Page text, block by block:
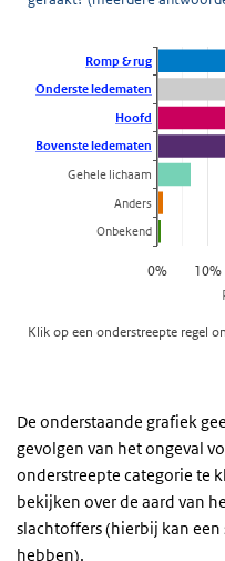
De onderstaande grafiek
gevolgen van het ongeval
onderstreepte categorie te
bekijken over de aard van
slachtoffers (hierbij kan
hebben).